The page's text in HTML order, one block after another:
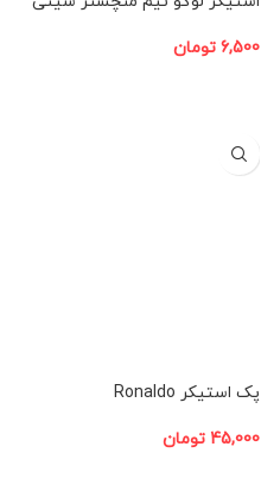
6,500 تومان
پک استیکر Ronaldo
45,000 تومان